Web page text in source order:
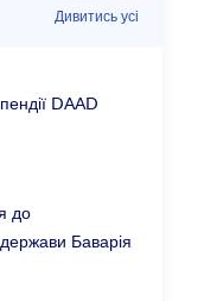
Дивитись усі
DAAD
до
Баварія